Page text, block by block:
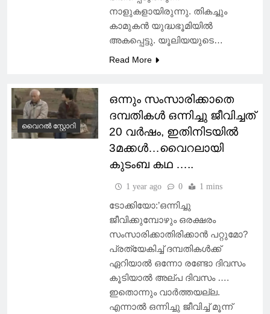
നാളുകളായിരുന്നു. തികച്ചും
കാമുകൻ യുദ്ധഭൂമിയിൽ
അകപ്പെട്ടു. യൂലിയയുടെ…
Read More
വൈറൽ സ്റ്റോറി
ഒന്നും സംസാരിക്കാതെ
ദമ്പതികൾ ഒന്നിച്ചു ജീവിച്ചത്
20 വർഷം, ഇതിനിടയിൽ
3മക്കൾ…വൈറലായി
കുടംബ കഥ …..
1 year ago 0 1 mins
ടോക്കിയോ:’ഒന്നിച്ചു
ജീവിക്കുമ്പോഴും ഒരക്ഷരം
സംസാരിക്കാതിരിക്കാൻ പറ്റുമോ?
പ്രത്യേകിച്ച് ദമ്പതികൾക്ക്
ഏറിയാൽ ഒന്നോ രണ്ടോ ദിവസം
കൂടിയാൽ അല്പ ദിവസം ….
ഇതൊന്നും വാർത്തയല്ല.
എന്നാൽ ഒന്നിച്ചു ജീവിച്ച് മൂന്ന്